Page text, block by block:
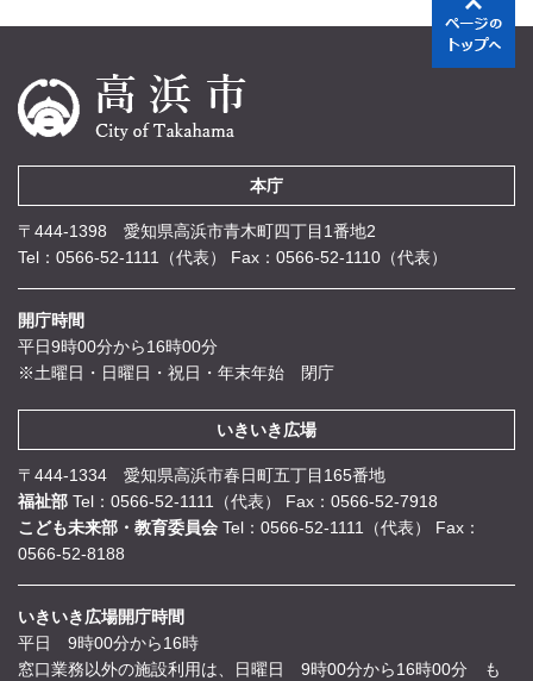
本庁
〒444-1398 愛知県高浜市青木町四丁目1番地2
Tel：0566-52-1111（代表）
Fax：0566-52-1110（代表）
開庁時間
平日9時00分から16時00分
※土曜日・日曜日・祝日・年末年始 閉庁
いきいき広場
〒444-1334 愛知県高浜市春日町五丁目165番地
福祉部 Tel：0566-52-1111（代表）
Fax：0566-52-7918
こども未来部・教育委員会 Tel：0566-52-1111（代表）
Fax：
0566-52-8188
いきいき広場開庁時間
平日 9時00分から16時
窓口業務以外の施設利用は、日曜日 9時00分から16時00分 も